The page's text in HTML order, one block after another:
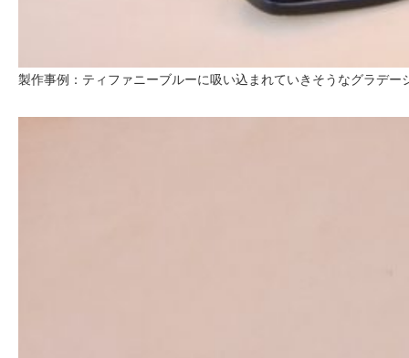
製作事例：ティファニーブルーに吸い込まれていきそうなグラデー